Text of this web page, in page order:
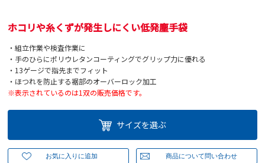
ホコリや糸くずが発生しにくい低発塵手袋
・組立作業や検査作業に
・手のひらにポリウレタンコーティングでグリップ力に優れる
・13ゲージで指先までフィット
・ほつれを防止する裾部のオーバーロック加工
※表示されているのは1双の販売価格です。
サイズを選ぶ